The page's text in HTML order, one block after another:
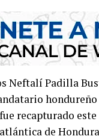
Neftalí Padilla
fue recapturado
de